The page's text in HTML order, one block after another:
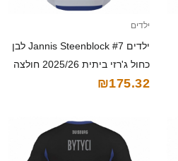
ילדים
ילדים Jannis Steenblock #7 לבן
כחול ג'רזי ביתית 2025/26 חולצה
קצרה
₪175.32